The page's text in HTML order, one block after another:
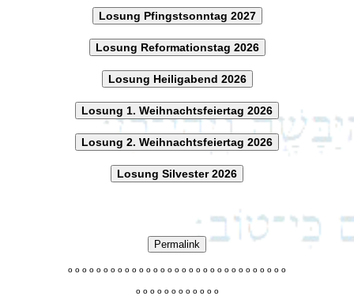
Losung Pfingstsonntag 2027
Losung Reformationstag 2026
Losung Heiligabend 2026
Losung 1. Weihnachtsfeiertag 2026
Losung 2. Weihnachtsfeiertag 2026
Losung Silvester 2026
Permalink
o o o o o o o o o o o o o o o o o o o o o o o o o o o o o o o
o o o o o o o o o o o o